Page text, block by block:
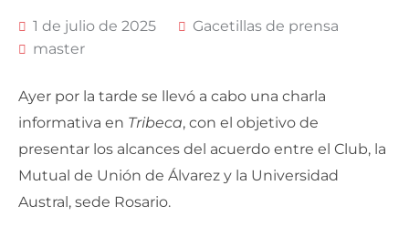
1 de julio de 2025
Gacetillas de prensa
master
Ayer por la tarde se llevó a cabo una charla
informativa en Tribeca, con el objetivo de
presentar los alcances del acuerdo entre el Club, la
Mutual de Unión de Álvarez y la Universidad
Austral, sede Rosario.